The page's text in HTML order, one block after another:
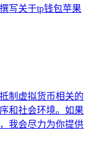
写关于tp钱包苹果
制虚拟货币相关的
和社会环境。如果
我会尽力为你提供